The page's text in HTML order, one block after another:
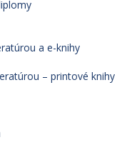
a e-knihy
– printové knihy